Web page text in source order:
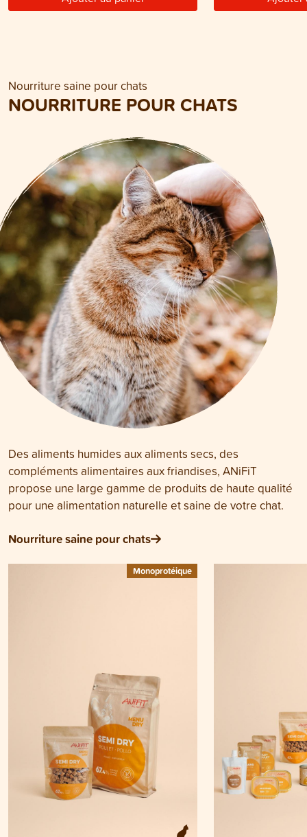
Nourriture saine pour chats
NOURRITURE POUR CHATS
Des aliments humides aux aliments secs, des
compléments alimentaires aux friandises, ANiFiT
propose une large gamme de produits de haute qualité
pour une alimentation naturelle et saine de votre chat.
Nourriture saine pour chats
Monoprotéique